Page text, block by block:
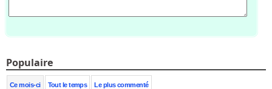
Populaire
Ce mois-ci Tout le temps Le plus commenté